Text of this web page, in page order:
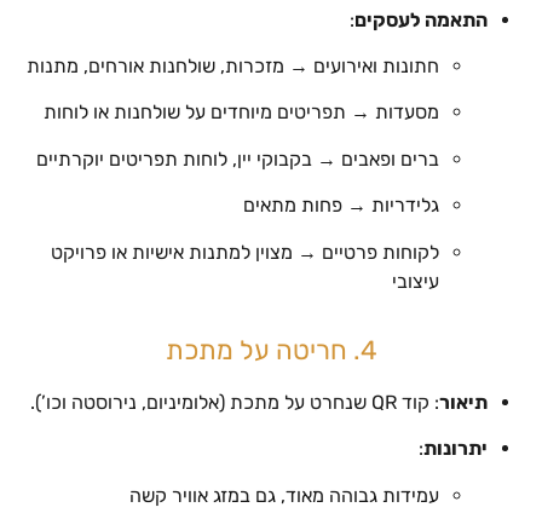
התאמה לעסקים:
חתונות ואירועים → מזכרות, שולחנות אורחים, מתנות
מסעדות → תפריטים מיוחדים על שולחנות או לוחות
ברים ופאבים → בקבוקי יין, לוחות תפריטים יוקרתיים
גלידריות → פחות מתאים
לקוחות פרטיים → מצוין למתנות אישיות או פרויקט
עיצובי
4. חריטה על מתכת
תיאור: קוד QR שנחרט על מתכת (אלומיניום, נירוסטה וכו’).
יתרונות:
עמידות גבוהה מאוד, גם במזג אוויר קשה